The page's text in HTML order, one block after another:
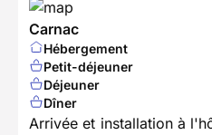
Carnac
Hébergement
Petit-déjeuner
Déjeuner
Dîner
Arrivée et installation à